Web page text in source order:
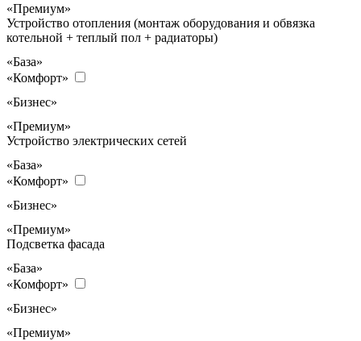
«Премиум»
Устройство отопления (монтаж оборудования и обвязка
котельной + теплый пол + радиаторы)
«База»
«Комфорт»
«Бизнес»
«Премиум»
Устройство электрических сетей
«База»
«Комфорт»
«Бизнес»
«Премиум»
Подсветка фасада
«База»
«Комфорт»
«Бизнес»
«Премиум»